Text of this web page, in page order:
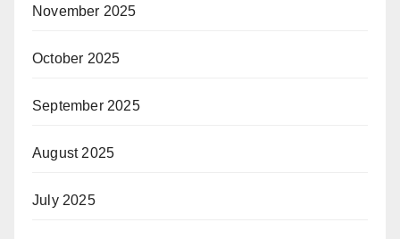
November 2025
October 2025
September 2025
August 2025
July 2025